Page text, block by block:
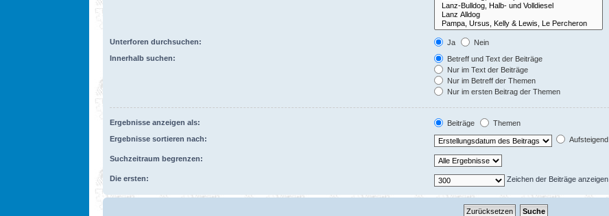
Unterforen durchsuchen: Ja
Nein
Innerhalb suchen:
Betreff und Text der Beiträge
Nur im Text der Beiträge
Nur im Betreff der Themen
Nur im ersten Beitrag der Themen
Ergebnisse anzeigen als: Beiträge
Themen
Ergebnisse sortieren nach:
Aufsteigend
Suchzeitraum begrenzen:
Die ersten: Zeichen der Beiträge anzeigen